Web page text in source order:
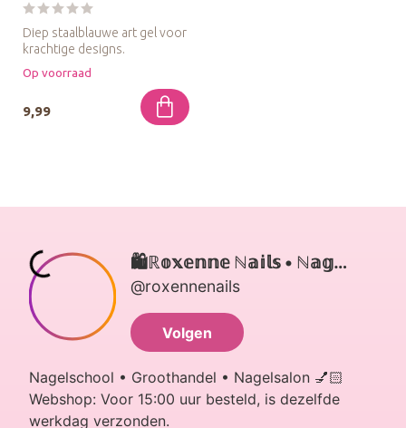
Diep staalblauwe art gel voor
krachtige designs.
Op voorraad
9,99